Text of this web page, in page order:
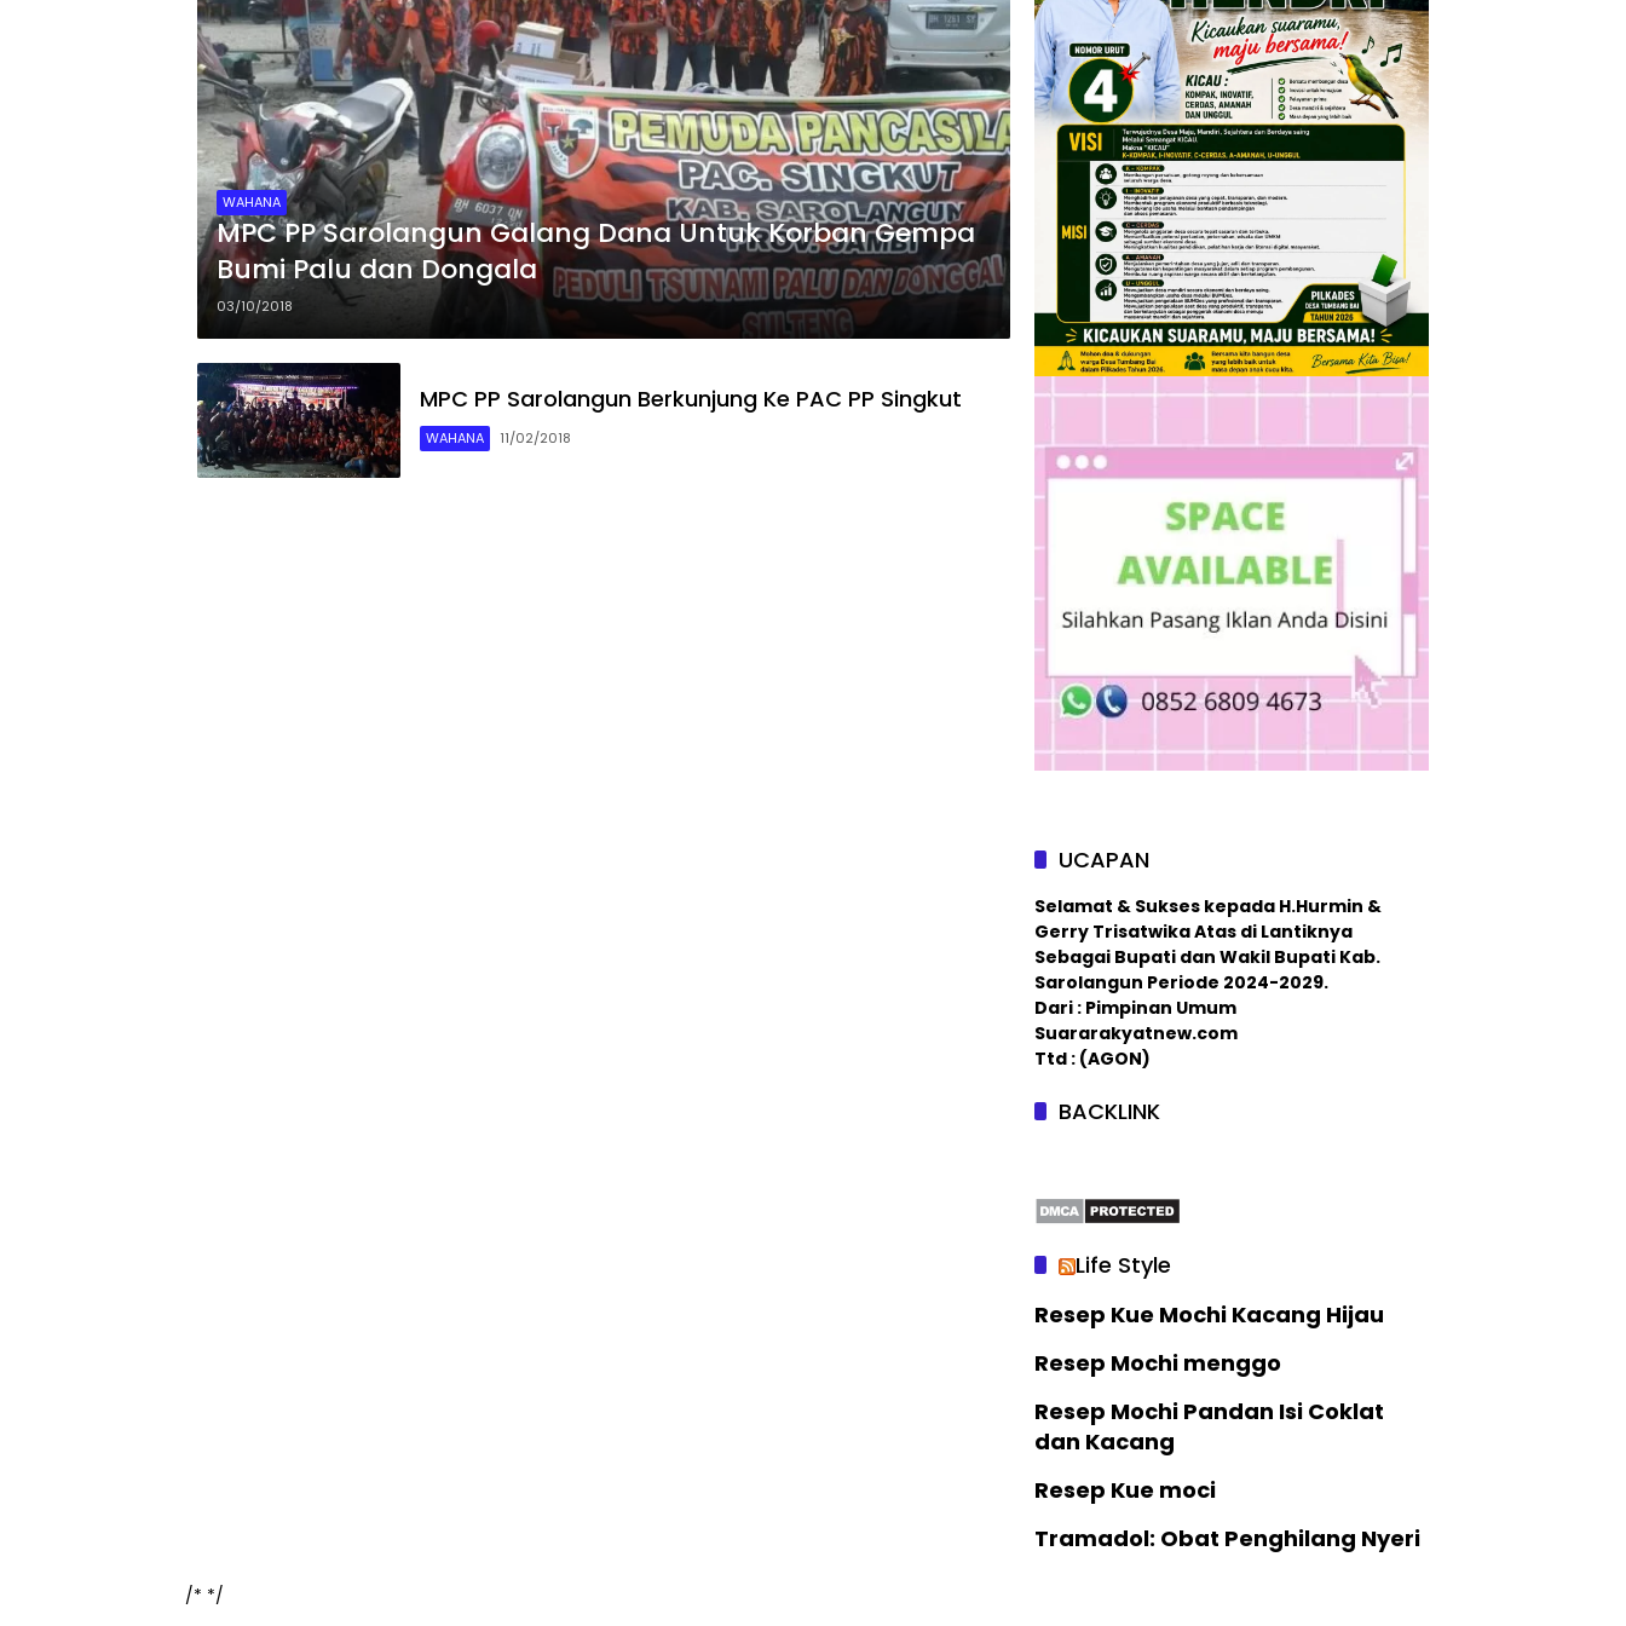
WAHANA
MPC PP Sarolangun Galang Dana Untuk Korban Gempa
Bumi Palu dan Dongala
03/10/2018
MPC PP Sarolangun Berkunjung Ke PAC PP Singkut
WAHANA 11/02/2018
UCAPAN
Selamat & Sukses kepada H.Hurmin &
Gerry Trisatwika Atas di Lantiknya
Sebagai Bupati dan Wakil Bupati Kab.
Sarolangun Periode 2024-2029.
Dari : Pimpinan Umum
Suararakyatnew.com
Ttd : (AGON)
BACKLINK
Life Style
Resep Kue Mochi Kacang Hijau
Resep Mochi menggo
Resep Mochi Pandan Isi Coklat
dan Kacang
Resep Kue moci
Tramadol: Obat Penghilang Nyeri
/* */